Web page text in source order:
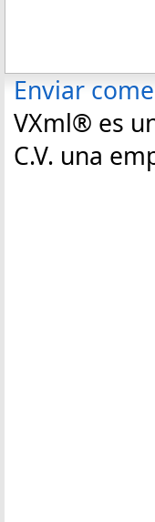
Enviar
VXml® es
C.V. una